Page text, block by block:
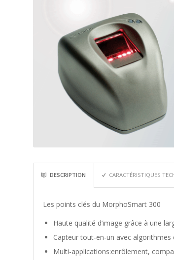
DESCRIPTION CARACTÉRISTIQUES
Les points clés du MorphoSmart 300
Haute qualité d’image grâce à une
Capteur tout-en-un avec algorithmes
Multi-applications:enrôlement,